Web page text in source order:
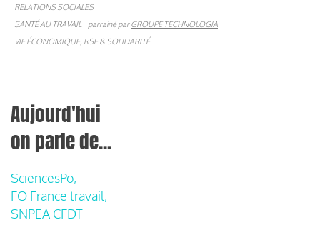
RELATIONS SOCIALES
SANTÉ AU TRAVAIL
parrainé parGROUPE TECHNOLOGIA
VIE ÉCONOMIQUE, RSE & SOLIDARITÉ
Aujourd'hui
on parle de...
SciencesPo,
FO France travail,
SNPEA CFDT